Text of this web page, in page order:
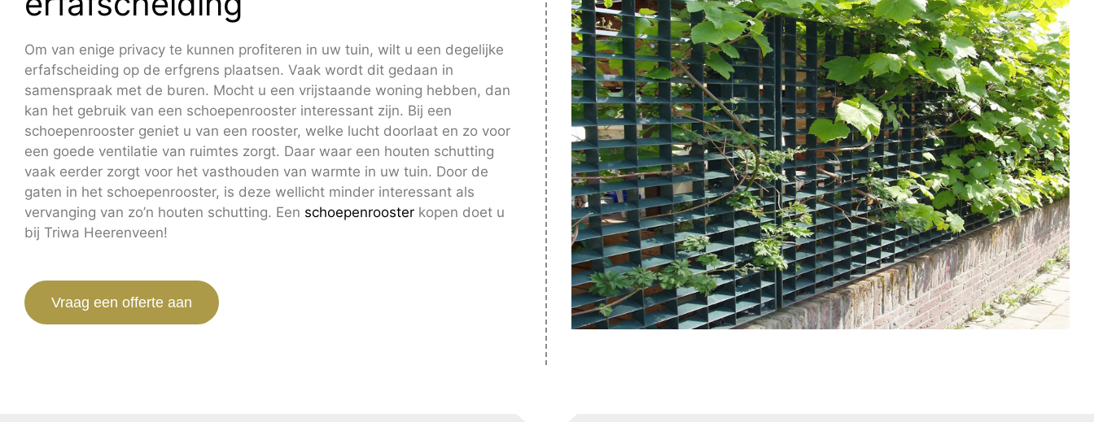
Om van enige privacy te kunnen profiteren in uw tuin, wilt u een degelijke
erfafscheiding op de erfgrens plaatsen. Vaak wordt dit gedaan in
samenspraak met de buren. Mocht u een vrijstaande woning hebben, dan
kan het gebruik van een schoepenrooster interessant zijn. Bij een
schoepenrooster geniet u van een rooster, welke lucht doorlaat en zo voor
een goede ventilatie van ruimtes zorgt. Daar waar een houten schutting
vaak eerder zorgt voor het vasthouden van warmte in uw tuin. Door de
gaten in het schoepenrooster, is deze wellicht minder interessant als
vervanging van zo’n houten schutting. Een schoepenrooster kopen doet u
bij Triwa Heerenveen!
Vraag een offerte aan